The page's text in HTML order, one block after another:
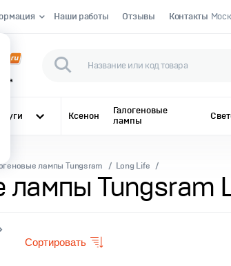
Наши работы Отзывы Контакты
Ксенон
Галогеновые
лампы
лампы Tungsram Long Life
лампы Tungsram
Сортировать